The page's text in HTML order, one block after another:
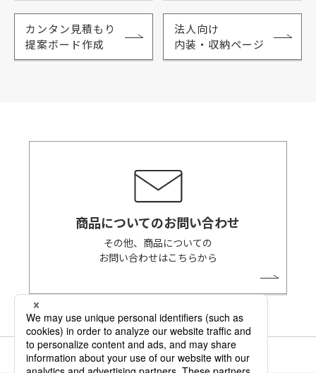
カンタン見積もり
提案ボード作成
法人向け
内装・収納ページ
商品についてのお問い合わせ
その他、商品についての
お問い合わせはこちらから